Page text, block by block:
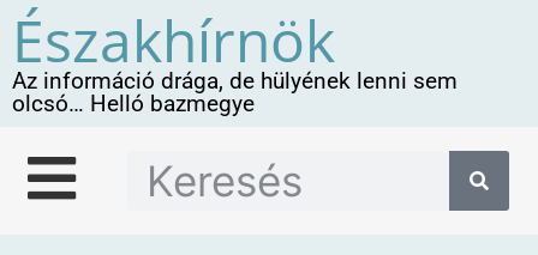
Északhírnök
Az információ drága, de hülyének lenni sem
olcsó… Helló bazmegye